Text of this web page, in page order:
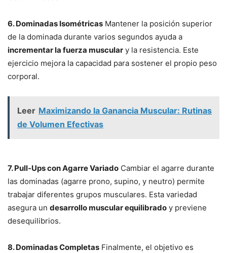
6. Dominadas Isométricas Mantener la posición superior
de la dominada durante varios segundos ayuda a
incrementar la fuerza muscular y la resistencia. Este
ejercicio mejora la capacidad para sostener el propio peso
corporal.
Leer Maximizando la Ganancia Muscular: Rutinas
de Volumen Efectivas
7. Pull-Ups con Agarre Variado Cambiar el agarre durante
las dominadas (agarre prono, supino, y neutro) permite
trabajar diferentes grupos musculares. Esta variedad
asegura un desarrollo muscular equilibrado y previene
desequilibrios.
8. Dominadas Completas Finalmente, el objetivo es